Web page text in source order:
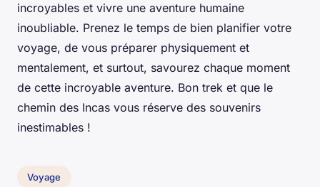
incroyables et vivre une aventure humaine
inoubliable. Prenez le temps de bien planifier votre
voyage, de vous préparer physiquement et
mentalement, et surtout, savourez chaque moment
de cette incroyable aventure. Bon trek et que le
chemin des Incas vous réserve des souvenirs
inestimables !
Voyage